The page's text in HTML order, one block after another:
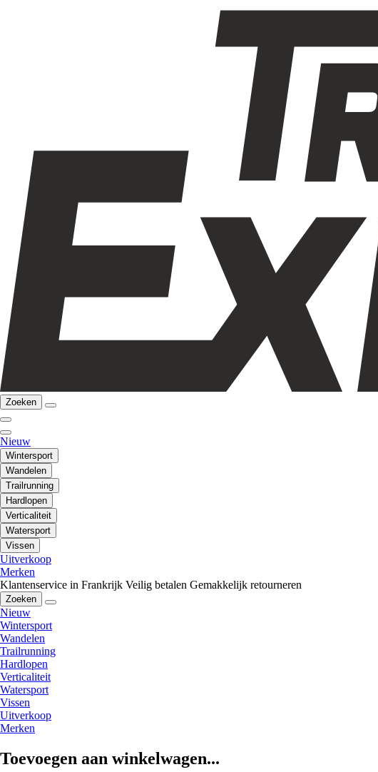
Zoeken
Nieuw
Wintersport
Wandelen
Trailrunning
Hardlopen
Verticaliteit
Watersport
Vissen
Uitverkoop
Merken
Klantenservice in Frankrijk Veilig betalen Gemakkelijk retourneren
Zoeken
Nieuw
Wintersport
Wandelen
Trailrunning
Hardlopen
Verticaliteit
Watersport
Vissen
Uitverkoop
Merken
Toevoegen aan winkelwagen...